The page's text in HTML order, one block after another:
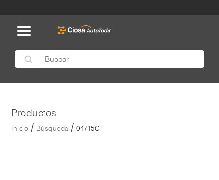
Productos
Inicio / Búsqueda / 04715C